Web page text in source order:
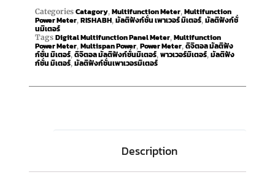
Categories Catagory, Multifunction Meter, Multifunction
Power Meter, RISHABH, มัลติฟังก์ชั่น เพาเวอร์ มิเตอร์, มัลติฟังก์ชั่
นมิเตอร์
Tags Digital Multifunction Panel Meter, Multifunction
Power Meter, Multispan Power, Power Meter, ดิจิตอล มัลติฟัง
ก์ชั่น มิเตอร์, ดิจิตอล มัลติฟังก์ชั่นมิเตอร์, พาวเวอร์มิเตอร์, มัลติฟัง
ก์ชั่น มิเตอร์, มัลติฟังก์ชั่นเพาเวอรมิเตอร์
Description